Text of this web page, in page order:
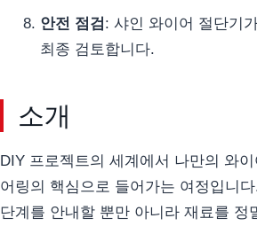
안전 점검 : 샤인 와이어 절단기
최종 검토합니다.
소개
DIY 프로젝트의 세계에서 나만의 와
어링의 핵심으로 들어가는 여정입니
단계를 안내할 뿐만 아니라 재료를 정